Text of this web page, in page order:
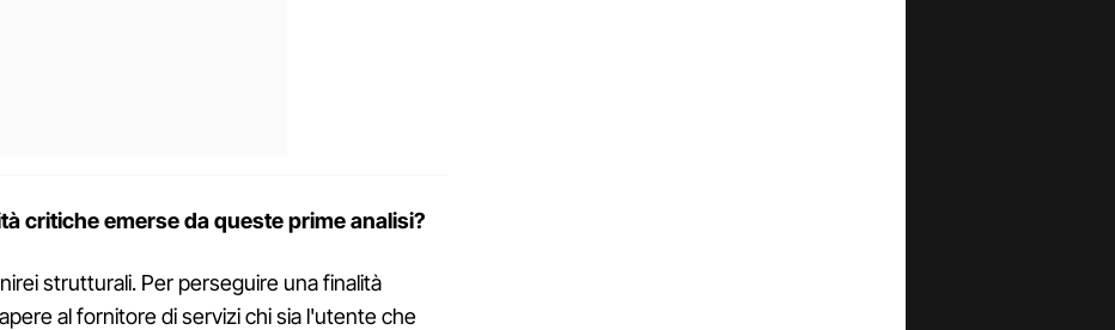
critiche emerse da queste prime analisi?
strutturali. Per perseguire una finalità
al fornitore di servizi chi sia l'utente che